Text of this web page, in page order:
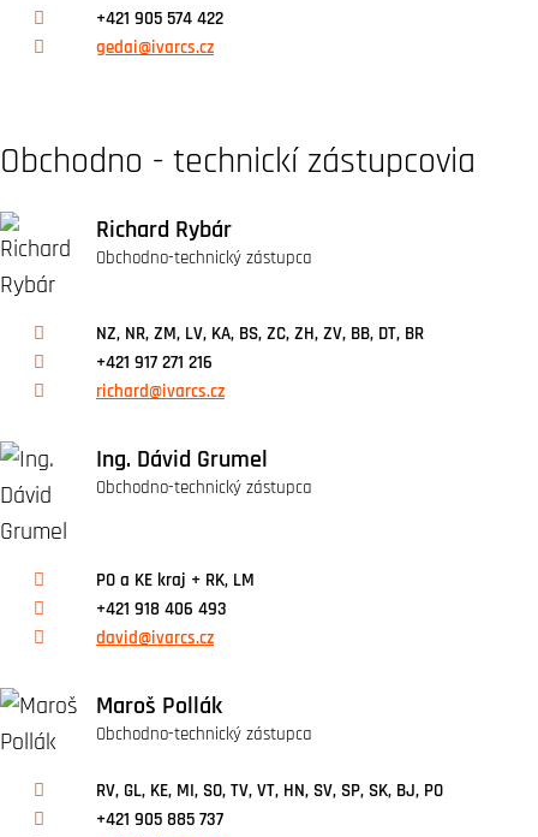
+421 905 574 422
gedai@ivarcs.cz
Obchodno - technickí zástupcovia
Richard Rybár
Obchodno-technický zástupca
NZ, NR, ZM, LV, KA, BS, ZC, ZH, ZV, BB, DT, BR
+421 917 271 216
richard@ivarcs.cz
Ing. Dávid Grumel
Obchodno-technický zástupca
PO a KE kraj + RK, LM
+421 918 406 493
david@ivarcs.cz
Maroš Pollák
Obchodno-technický zástupca
RV, GL, KE, MI, SO, TV, VT, HN, SV, SP, SK, BJ, PO
+421 905 885 737